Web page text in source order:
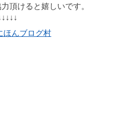
頂けると嬉しいです。
ほんブログ村